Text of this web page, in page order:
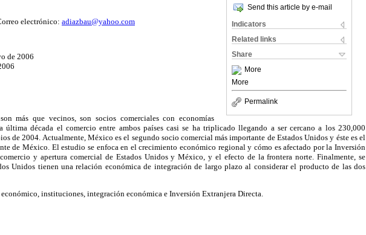
Send this article by e-mail
Indicators
Related links
Share
More
More
Permalink
electrónico: adiazbau@yahoo.com
de 2006
más que vecinos, son socios comerciales con economías
última década el comercio entre ambos países casi se ha triplicado llegando a ser cercano a los 230,000
de 2004. Actualmente, México es el segundo socio comercial más importante de Estados Unidos y éste es el
de México. El estudio se enfoca en el crecimiento económico regional y cómo es afectado por la Inversión
y apertura comercial de Estados Unidos y México, y el efecto de la frontera norte. Finalmente, se
Unidos tienen una relación económica de integración de largo plazo al considerar el producto de las dos
instituciones, integración económica e Inversión Extranjera Directa.